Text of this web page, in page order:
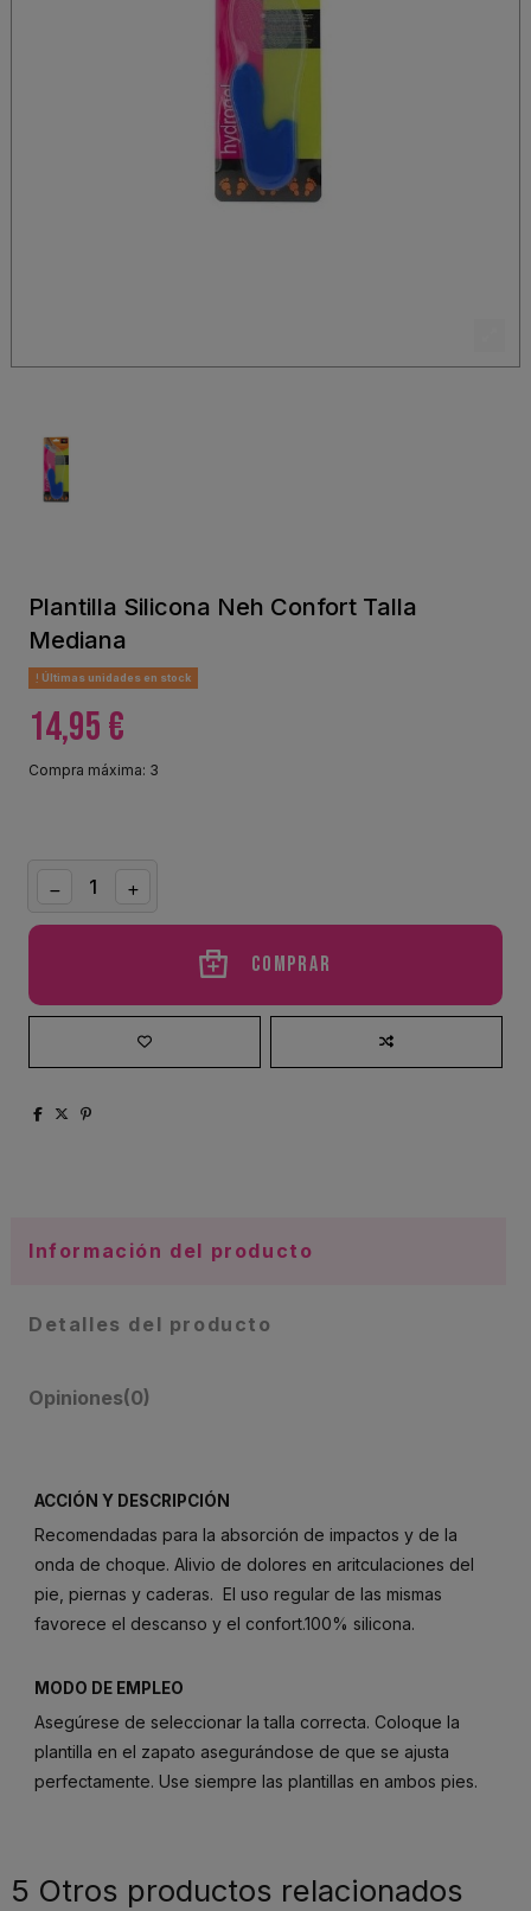
Plantilla Silicona Neh Confort Talla
Mediana
Últimas unidades en stock
14,95 €
Compra máxima: 3
Comprar
Información del producto
Detalles del producto
Opiniones(0)
ACCIÓN Y DESCRIPCIÓN
Recomendadas para la absorción de impactos y de la
onda de choque. Alivio de dolores en aritculaciones del
pie, piernas y caderas. El uso regular de las mismas
favorece el descanso y el confort.100% silicona.
MODO DE EMPLEO
Asegúrese de seleccionar la talla correcta. Coloque la
plantilla en el zapato asegurándose de que se ajusta
perfectamente. Use siempre las plantillas en ambos pies.
5 Otros productos relacionados